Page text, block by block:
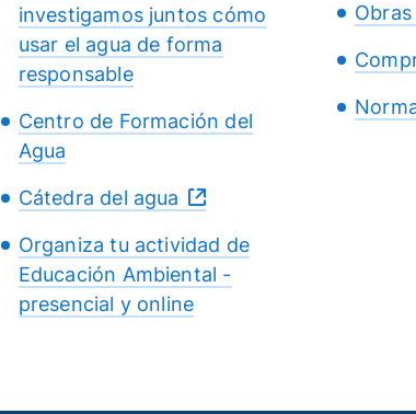
investigamos juntos cómo
usar el agua de forma
responsable
Centro de Formación del
Agua
Cátedra del agua
Organiza tu actividad de
Educación Ambiental -
presencial y online